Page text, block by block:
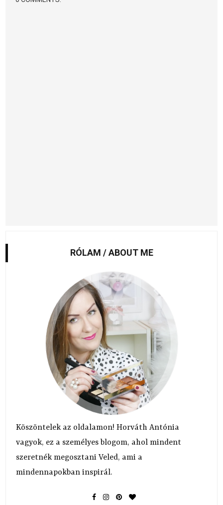
RÓLAM / ABOUT ME
Köszöntelek az oldalamon! Horváth Antónia
vagyok, ez a személyes blogom, ahol mindent
szeretnék megosztani Veled, ami a
mindennapokban inspirál.